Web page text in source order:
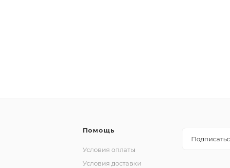
Помощь
Условия оплаты
Условия доставки